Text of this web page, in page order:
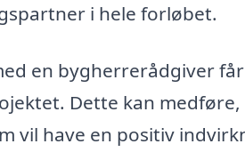
i hele forløbet.
en bygherrerådgiver
Dette kan
vil have en positiv